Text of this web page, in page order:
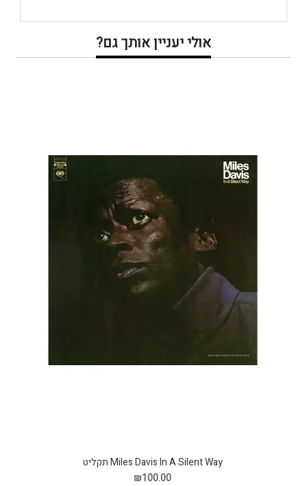
אולי יעניין אותך גם?
Miles Davis In A Silent Way תקליט
₪100.00